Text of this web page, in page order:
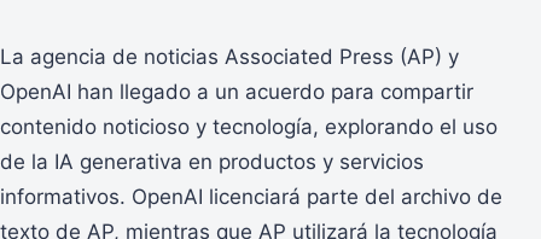
La agencia de noticias Associated Press (AP) y
OpenAI han llegado a un acuerdo para compartir
contenido noticioso y tecnología, explorando el uso
de la IA generativa en productos y servicios
informativos. OpenAI licenciará parte del archivo de
texto de AP, mientras que AP utilizará la tecnología